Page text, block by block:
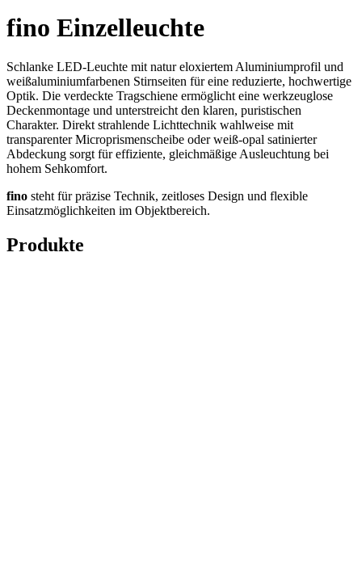
fino Einzelleuchte
Schlanke LED-Leuchte mit natur eloxiertem Aluminiumprofil und
weißaluminiumfarbenen Stirnseiten für eine reduzierte, hochwertige
Optik. Die verdeckte Tragschiene ermöglicht eine werkzeuglose
Deckenmontage und unterstreicht den klaren, puristischen
Charakter. Direkt strahlende Lichttechnik wahlweise mit
transparenter Microprismenscheibe oder weiß-opal satinierter
Abdeckung sorgt für effiziente, gleichmäßige Ausleuchtung bei
hohem Sehkomfort.
fino steht für präzise Technik, zeitloses Design und flexible
Einsatzmöglichkeiten im Objektbereich.
Produkte